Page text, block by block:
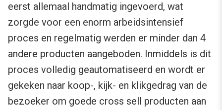
eerst allemaal handmatig ingevoerd, wat
zorgde voor een enorm arbeidsintensief
proces en regelmatig werden er minder dan 4
andere producten aangeboden. Inmiddels is dit
proces volledig geautomatiseerd en wordt er
gekeken naar koop-, kijk- en klikgedrag van de
bezoeker om goede cross sell producten aan